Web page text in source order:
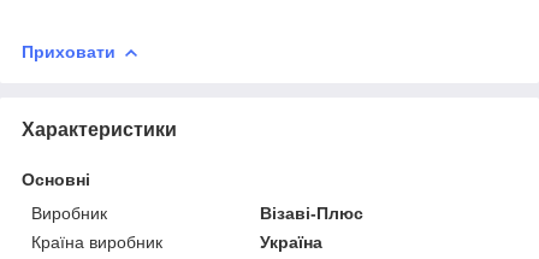
Приховати
Характеристики
Основні
Виробник
Візаві-Плюс
Країна виробник
Україна